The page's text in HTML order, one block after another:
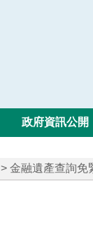
政府資訊公開
> 金融遺產查詢免